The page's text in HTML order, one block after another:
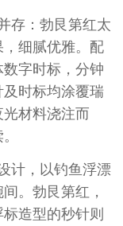
存：勃艮第红太
细腻优雅。配
字时标，分钟
时标均涂覆瑞
材料浇注而
计，以钓鱼浮漂
。勃艮第红，
造型的秒针则